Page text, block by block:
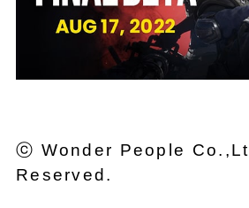
ⓒ Wonder People
Reserved.